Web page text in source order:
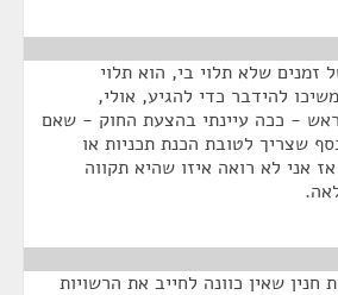
זמנים שלא תלוי בי, הוא תלוי
להידבר כדי להגיע, אולי,
- ככה עיינתי בהצעת החוק - שאם
שצריך לטובת הכנת תכניות או
אני לא רואה איזו שהיא תקווה
חנין שאין כוונה לחייב את הרשויות